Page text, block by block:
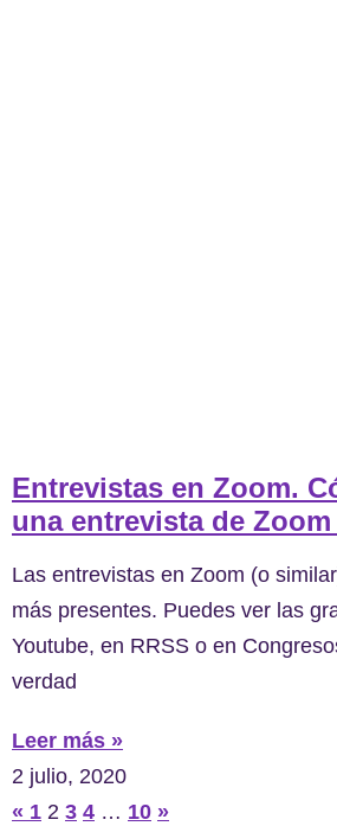
Entrevistas en Zoom.
una entrevista de
Las entrevistas en Zoom (o
más presentes. Puedes ver las
Youtube, en RRSS o en
verdad
Leer más »
2 julio, 2020
« 1 2 3 4 … 10 »